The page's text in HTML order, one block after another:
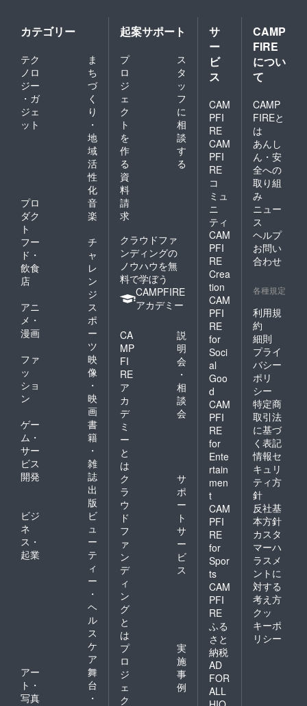
ケット
は ・
Zoomで
の面談
に限り
ます。
・1時間
面談が
可能で
す。 ・
面談の
日にち
と時間
につい
ては、
あらか
じめ
メール
などで
相談し
て決め
ます。
tegory/
support
ers/ ・
サポー
ターは
必ずし
も有料
ありま
せんの
で、ご
了解く
ださ
い。 ・
支援者
ご自身
のSNS
やホー
ムペー
ジなど
をPRす
ること
も可能
です。
内容は
のやり
取りを
通して
差支え
の無い
範囲内
で掲載
いたし
ます。
・掲載
期間は
当社
ホーム
ページ
が持続
する限
り続く
ものと
いたし
ます
が、事
業の継
続が難
しい場
合やM
＆Aなど
で大き
く経営
方針が
変わる
場合な
カテゴリー
テク
ノロ
ジー
・ガ
ジェ
ット
ま
ち
づ
く
り
・
地
域
活
性
化
プロ
ダク
ト
音
楽
フー
ド・
飲食
店
チ
ャ
レ
ン
ジ
アニ
メ・
漫画
ス
ポ
ー
ツ
ファ
ッ
ショ
ン
映
像
・
映
画
ゲー
ム・
サー
ビス
開発
書
籍
・
雑
誌
出
版
ビジ
ネ
ス・
起業
ビ
ュ
ー
テ
ィ
ー
・
ヘ
ル
ス
ケ
ア
アー
ト・
写真
舞
台
・
起案サポート
プ
ロ
ジ
ェ
ク
ト
を
作
る
ス
タ
ッ
フ
に
相
談
す
る
資
料
請
求
クラウドファ
ンディングの
ノウハウを無
料で学ぼう
CAMPFIRE
アカデミー
CA
MP
FI
RE
ア
カ
デ
ミ
ー
と
は
説
明
会
・
相
談
会
ク
ラ
ウ
ド
フ
ァ
ン
デ
ィ
ン
グ
と
は
サ
ポ
ー
ト
サ
ー
ビ
ス
プ
ロ
ジ
ェ
ク
実
施
事
例
サ
ー
ビ
ス
CAM
PFI
RE
CAM
PFI
RE
コ
ミュ
ニ
ティ
CAM
PFI
RE
Crea
tion
CAM
PFI
RE
for
Soci
al
Goo
d
CAM
PFI
RE
for
Ente
rtain
men
t
CAM
PFI
RE
for
Spor
ts
CAM
PFI
RE
ふる
さと
納税
AD
FOR
ALL
CAMP
FIRE
につい
て
CAMP
FIREと
は
あんし
ん・安
全への
取り組
み
ニュー
ス
ヘルプ
お問い
合わせ
各種規定
利用規
約
細則
プライ
バシー
ポリ
シー
特定商
取引法
に基づ
く表記
情報セ
キュリ
ティ方
針
反社基
本方針
カスタ
マーハ
ラスメ
ントに
対する
考え方
クッ
キーポ
リシー